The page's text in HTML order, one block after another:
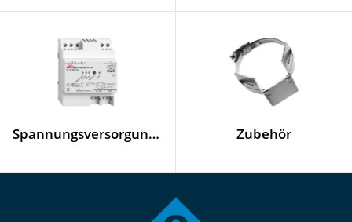
Spannungsversorgungen Zubehör